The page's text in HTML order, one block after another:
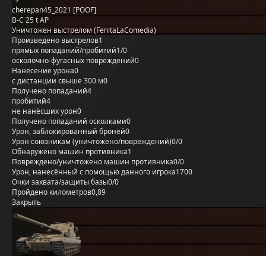
cherepan45_2021 [POOF]
B-C 25 t AP
Уничтожен выстрелом (FenitaLaComedia)
Произведено выстрелов1
прямых попаданий/пробитий1/0
осколочно-фугасных повреждений0
Нанесение урона0
с дистанции свыше 300 м0
Получено попаданий4
пробитий4
не нанёсших урон0
Получено попаданий осколками0
Урон, заблокированный бронёй0
Урон союзникам (уничтожено/повреждений)0/0
Обнаружено машин противника1
Повреждено/уничтожено машин противника0/0
Урон, нанесённый с помощью данного игрока1700
Очки захвата/защиты базы0/0
Пройдено километров0,89
Закрыть